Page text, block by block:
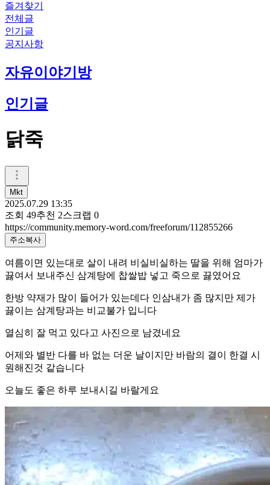
즐겨찾기
전체글
인기글
공지사항
자유이야기방
인기글
닭죽
Mkt
2025.07.29 13:35
조회 49추천 2스크랩 0
https://community.memory-word.com/freeforum/112855266
주소복사
여름이면 있는대로 살이 내려 비실비실하는 딸을 위해 엄마가
끓여서 보내주신 삼계탕에 찹쌀밥 넣고 죽으로 끓였어요
한방 약재가 많이 들어가 있는데다 인삼내가 좀 많지만 제가
끓이는 삼계탕과는 비교불가 입니다
열심히 잘 먹고 있다고 사진으로 남겼네요
어제와 별반 다를 바 없는 더운 날이지만 바람의 결이 한결 시
원해진것 같습니다
오늘도 좋은 하루 보내시길 바랄게요